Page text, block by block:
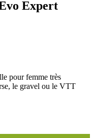
Expert
pour femme très
le gravel ou le VTT